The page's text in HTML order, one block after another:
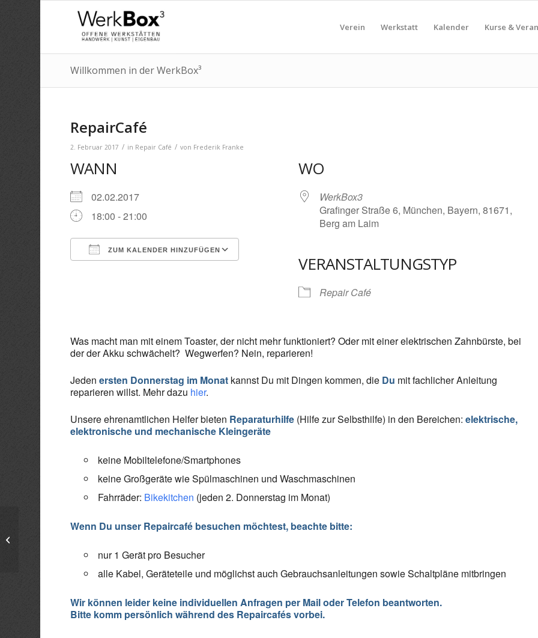
Verein Werkstatt Kalender Kurse &
Willkommen in der WerkBox³
RepairCafé
2. Februar 2017 / in Repair Café / von Frederik Franke
WANN
02.02.2017
18:00 - 21:00
ZUM KALENDER HINZUFÜGEN
Google Kalender iCalendar
WO
WerkBox3
Grafinger Straße 6, München, Bayern, 81671,
Berg am Laim
VERANSTALTUNGSTYP
Repair Café
Was macht man mit einem Toaster, der nicht mehr funktioniert? Oder mit einer elektrischen Zahnbürste, bei
der der Akku schwächelt? Wegwerfen? Nein, reparieren!
Jedenersten Donnerstag im Monat kannst Du mit Dingen kommen, die Du mit fachlicher Anleitung
reparieren willst. Mehr dazu hier.
Unsere ehrenamtlichen Helfer bieten Reparaturhilfe (Hilfe zur Selbsthilfe) in den Bereichen:elektrische,
elektronische und mechanische Kleingeräte
keine Mobiltelefone/Smartphones
keine Großgeräte wie Spülmaschinen und Waschmaschinen
Fahrräder: Bikekitchen (jeden 2. Donnerstag im Monat)
Wenn Du unser Repaircafé besuchen möchtest, beachte bitte:
nur 1 Gerät pro Besucher
alle Kabel, Geräteteile und möglichst auch Gebrauchsanleitungen sowie Schaltpläne mitbringen
Wir können leider keine individuellen Anfragen per Mail oder Telefon beantworten.
Bitte komm persönlich während des Repaircafés vorbei.